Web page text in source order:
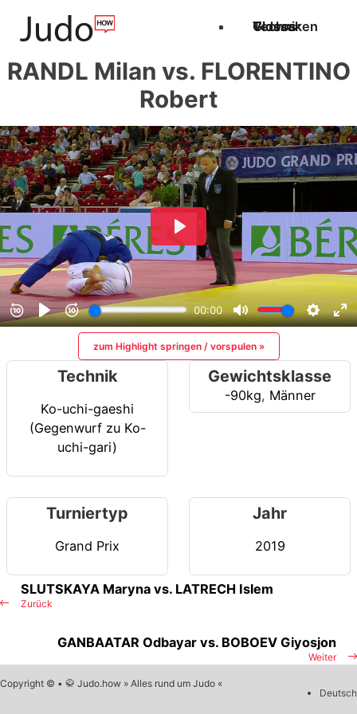
Techniken
Videos
Glossar
RANDL Milan vs. FLORENTINO
Robert
zum Highlight springen / vorspulen »
Technik
Ko-uchi-gaeshi
(Gegenwurf zu Ko-
uchi-gari)
Gewichtsklasse
-90kg, Männer
Turniertyp
Grand Prix
Jahr
2019
Zurück
SLUTSKAYA Maryna vs. LATRECH Islem
Weiter
GANBAATAR Odbayar vs. BOBOEV Giyosjon
Copyright © • 🥋 Judo.how » Alles rund um Judo «
Deutsch